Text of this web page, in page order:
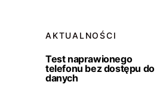
AKTUALNOŚCI
Test naprawionego
telefonu bez dostępu do
danych